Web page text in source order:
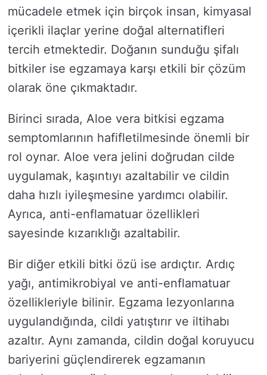
mücadele etmek için birçok insan, kimyasal
içerikli ilaçlar yerine doğal alternatifleri
tercih etmektedir. Doğanın sunduğu şifalı
bitkiler ise egzamaya karşı etkili bir çözüm
olarak öne çıkmaktadır.
Birinci sırada, Aloe vera bitkisi egzama
semptomlarının hafifletilmesinde önemli bir
rol oynar. Aloe vera jelini doğrudan cilde
uygulamak, kaşıntıyı azaltabilir ve cildin
daha hızlı iyileşmesine yardımcı olabilir.
Ayrıca, anti-enflamatuar özellikleri
sayesinde kızarıklığı azaltabilir.
Bir diğer etkili bitki özü ise ardıçtır. Ardıç
yağı, antimikrobiyal ve anti-enflamatuar
özellikleriyle bilinir. Egzama lezyonlarına
uygulandığında, cildi yatıştırır ve iltihabı
azaltır. Aynı zamanda, cildin doğal koruyucu
bariyerini güçlendirerek egzamanın